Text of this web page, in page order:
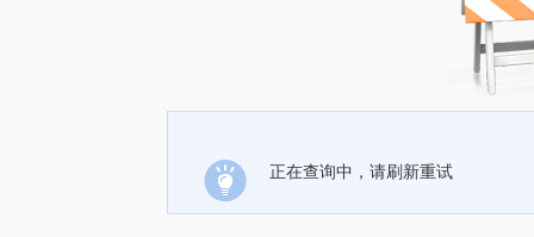
正在查询中，请刷新重试